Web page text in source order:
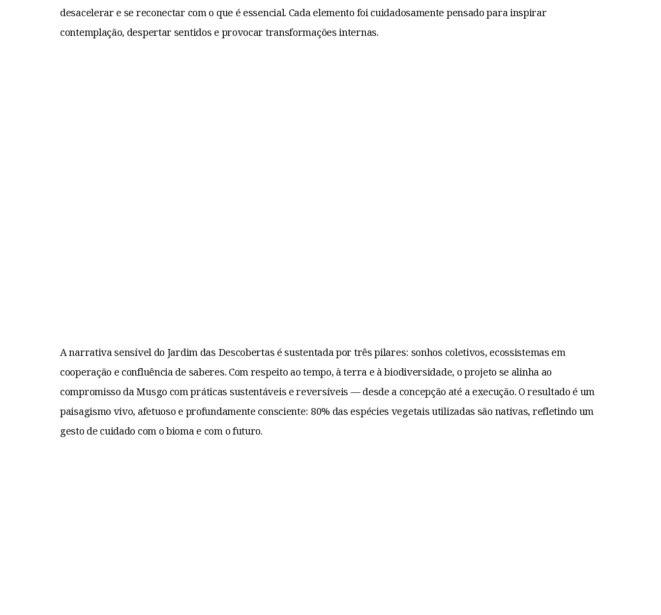
desacelerar e se reconectar com o que é essencial. Cada elemento foi cuidadosamente pensado para inspirar
contemplação, despertar sentidos e provocar transformações internas.
A narrativa sensível do Jardim das Descobertas é sustentada por três pilares: sonhos coletivos, ecossistemas em
cooperação e confluência de saberes. Com respeito ao tempo, à terra e à biodiversidade, o projeto se alinha ao
compromisso da Musgo com práticas sustentáveis e reversíveis — desde a concepção até a execução. O resultado é um
paisagismo vivo, afetuoso e profundamente consciente: 80% das espécies vegetais utilizadas são nativas, refletindo um
gesto de cuidado com o bioma e com o futuro.